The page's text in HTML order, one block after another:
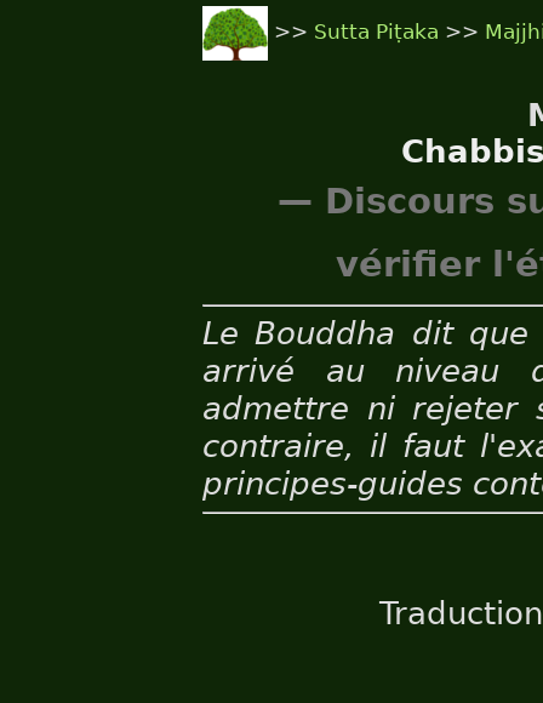
>> Sutta Piṭaka >>
— Discours
vérifier
Le Bouddha dit
arrivé au niveau
admettre ni rejeter
contraire, il faut
principes-guides